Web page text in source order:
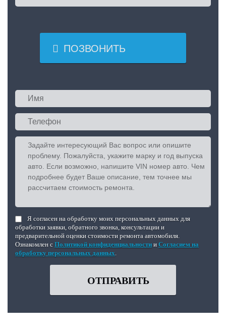
 ПОЗВОНИТЬ
Я согласен на обработку моих персональных данных для
обработки заявки, обратного звонка, консультации и
предварительной оценки стоимости ремонта автомобиля.
Ознакомлен с Политикой конфиденциальности и Согласием на
обработку персональных данных
ОТПРАВИТЬ